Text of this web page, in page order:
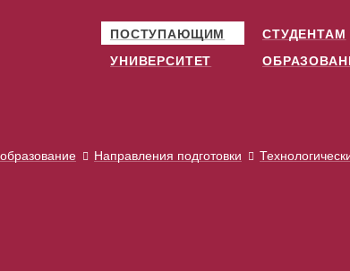
ПОСТУПАЮЩИМ
СТУДЕНТАМ
УНИВЕРСИТЕТ
Направления подготовки